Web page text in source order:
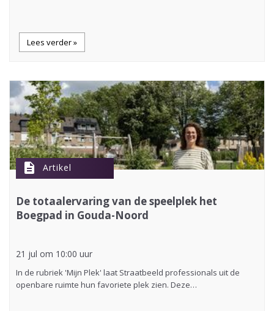
Lees verder »
description Artikel
De totaalervaring van de speelplek het
Boegpad in Gouda-Noord
21 jul om 10:00 uur
In de rubriek 'Mijn Plek' laat Straatbeeld professionals uit de
openbare ruimte hun favoriete plek zien. Deze…